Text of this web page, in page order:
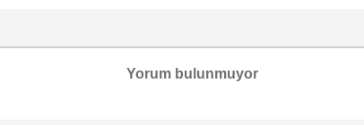
Yorum bulunmuyor